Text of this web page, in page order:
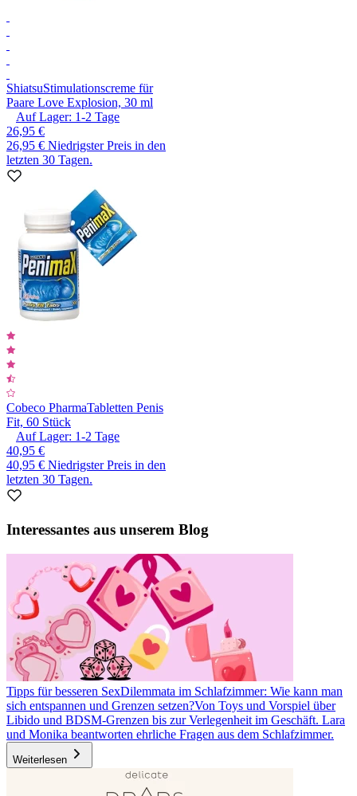
ShiatsuStimulationscreme für
Paare Love Explosion, 30 ml
Auf Lager: 1-2 Tage
26,95 €
26,95 € Niedrigster Preis in den
letzten 30 Tagen.
Cobeco PharmaTabletten Penis
Fit, 60 Stück
Auf Lager: 1-2 Tage
40,95 €
40,95 € Niedrigster Preis in den
letzten 30 Tagen.
Interessantes aus unserem Blog
Tipps für besseren SexDilemmata im Schlafzimmer: Wie kann man
sich entspannen und Grenzen setzen?Von Toys und Vorspiel über
Libido und BDSM-Grenzen bis zur Verlegenheit im Geschäft. Lara
und Monika beantworten ehrliche Fragen aus dem Schlafzimmer.
Weiterlesen